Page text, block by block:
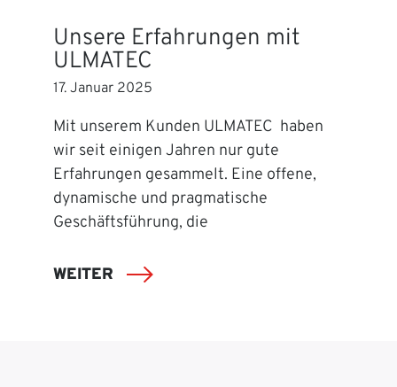
Unsere Erfahrungen mit
ULMATEC
17. Januar 2025
Mit unserem Kunden ULMATEC haben
wir seit einigen Jahren nur gute
Erfahrungen gesammelt. Eine offene,
dynamische und pragmatische
Geschäftsführung, die
WEITER